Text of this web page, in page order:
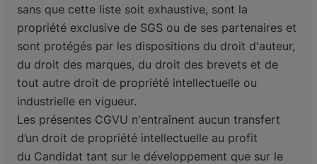
sans que cette liste soit exhaustive, sont la
propriété exclusive de SGS ou de ses partenaires et
sont protégés par les dispositions du droit d'auteur,
du droit des marques, du droit des brevets et de
tout autre droit de propriété intellectuelle ou
industrielle en vigueur.
Les présentes CGVU n'entraînent aucun transfert
d’un droit de propriété intellectuelle au profit
du Candidat tant sur le développement que sur le